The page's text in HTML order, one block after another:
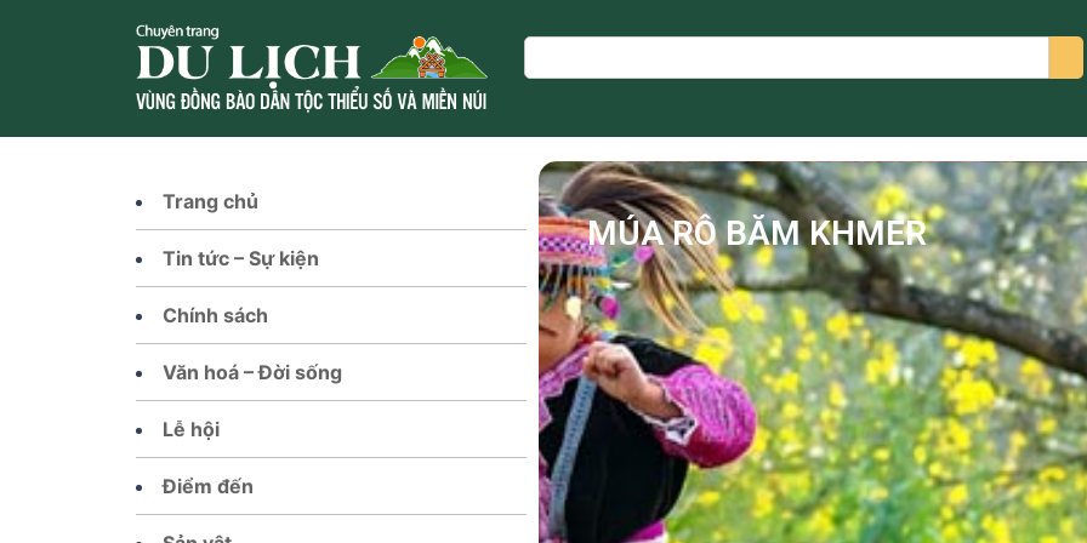
Search
Trang chủ
Tin tức – Sự kiện
Chính sách
Văn hoá – Đời sống
Lễ hội
Điểm đến
MÚA RÔ BĂM KHMER